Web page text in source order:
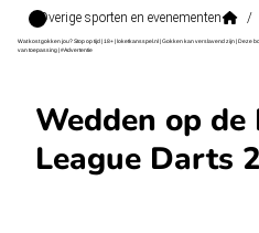
Overige sporten en evenementen /
Wat kost gokken jou? Stop op tijd | 18+ | loketkansspel.nl | Gokken kan verslavend zijn | Deze
van toepassing | #Advertentie
Wedden op de
League Darts